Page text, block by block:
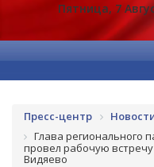
Пятница, 7
Пресс-центр
Глава регионального
провел рабочую
Видяево